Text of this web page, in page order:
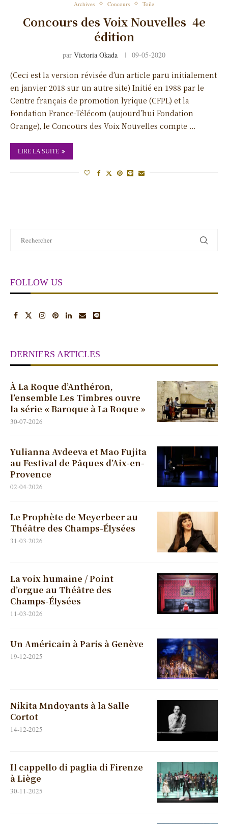
Archives Concours Toile
Concours des Voix Nouvelles 4e
édition
par Victoria Okada 09-05-2020
(Ceci est la version révisée d’un article paru initialement
en janvier 2018 sur un autre site) Initié en 1988 par le
Centre français de promotion lyrique (CFPL) et la
Fondation France-Télécom (aujourd’hui Fondation
Orange), le Concours des Voix Nouvelles compte …
LIRE LA SUITE
FOLLOW US
DERNIERS ARTICLES
À La Roque d’Anthéron,
l’ensemble Les Timbres ouvre
la série « Baroque à La Roque »
30-07-2026
Yulianna Avdeeva et Mao Fujita
au Festival de Pâques d’Aix-en-
Provence
02-04-2026
Le Prophète de Meyerbeer au
Théâtre des Champs-Élysées
31-03-2026
La voix humaine / Point
d’orgue au Théâtre des
Champs-Élysées
11-03-2026
Un Américain à Paris à Genève
19-12-2025
Nikita Mndoyants à la Salle
Cortot
14-12-2025
Il cappello di paglia di Firenze
à Liège
30-11-2025